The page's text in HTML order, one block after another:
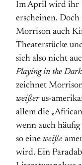
Im April wird ihr
erscheinen. Doch
Morrison auch
Theaterstücke
sich also nicht
Playing in the Dark
zeichnet
weißerus-
allem die
wenn auch
so eine weiße
wird. Ein